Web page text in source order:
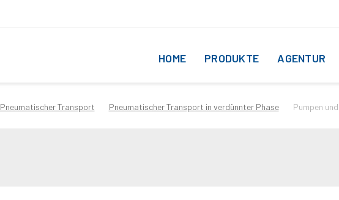
HOME PRODUKTE AGENTUR
Pneumatischer Transport Pneumatischer Transport in verdünnter Phase Pumpen